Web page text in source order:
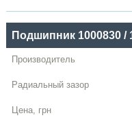
Подшипник 1000830 /